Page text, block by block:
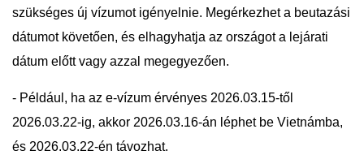
szükséges új vízumot igényelnie. Megérkezhet a beutazási
dátumot követően, és elhagyhatja az országot a lejárati
dátum előtt vagy azzal megegyezően.
- Például, ha az e-vízum érvényes 2026.03.15-től
2026.03.22-ig, akkor 2026.03.16-án léphet be Vietnámba,
és 2026.03.22-én távozhat.